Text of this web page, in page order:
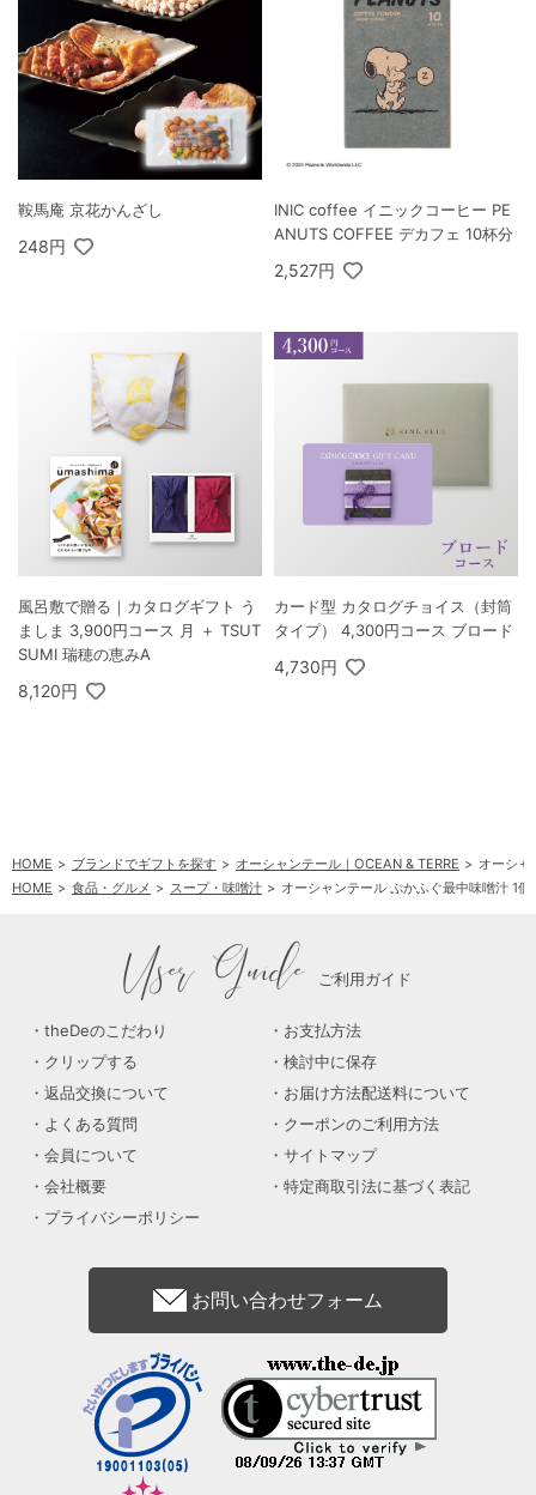
鞍馬庵 京花かんざし
248円
INIC coffee イニックコーヒー PE
ANUTS COFFEE デカフェ 10杯分
2,527円
風呂敷で贈る｜カタログギフト う
ましま 3,900円コース 月 ＋ TSUT
SUMI 瑞穂の恵みA
8,120円
カード型 カタログチョイス（封筒
タイプ） 4,300円コース ブロード
4,730円
HOME ブランドでギフトを探す オーシャンテール｜OCEAN & TERRE
オーシャ
HOME
食品・グルメ スープ・味噌汁 オーシャンテール ぷかふぐ最中味噌汁 1個
User Guide ご利用ガイド
theDeのこだわり
お支払方法
クリップする
検討中に保存
返品交換について
お届け方法配送料について
よくある質問
クーポンのご利用方法
会員について
サイトマップ
会社概要
特定商取引法に基づく表記
プライバシーポリシー
お問い合わせフォーム